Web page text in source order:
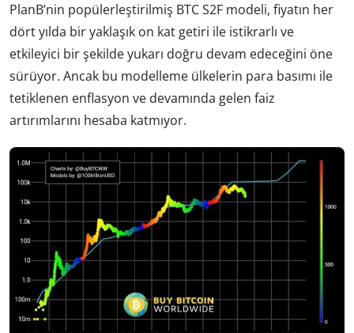
PlanB’nin popülerleştirilmiş BTC S2F modeli, fiyatın her
dört yılda bir yaklaşık on kat getiri ile istikrarlı ve
etkileyici bir şekilde yukarı doğru devam edeceğini öne
sürüyor. Ancak bu modelleme ülkelerin para basımı ile
tetiklenen enflasyon ve devamında gelen faiz
artırımlarını hesaba katmıyor.